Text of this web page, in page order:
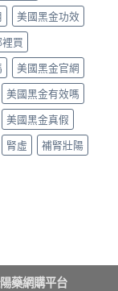
美國黑金功效
買
美國黑金官網
美國黑金有效嗎
美國黑金真假
腎虛
補腎壯陽
藥網購平台